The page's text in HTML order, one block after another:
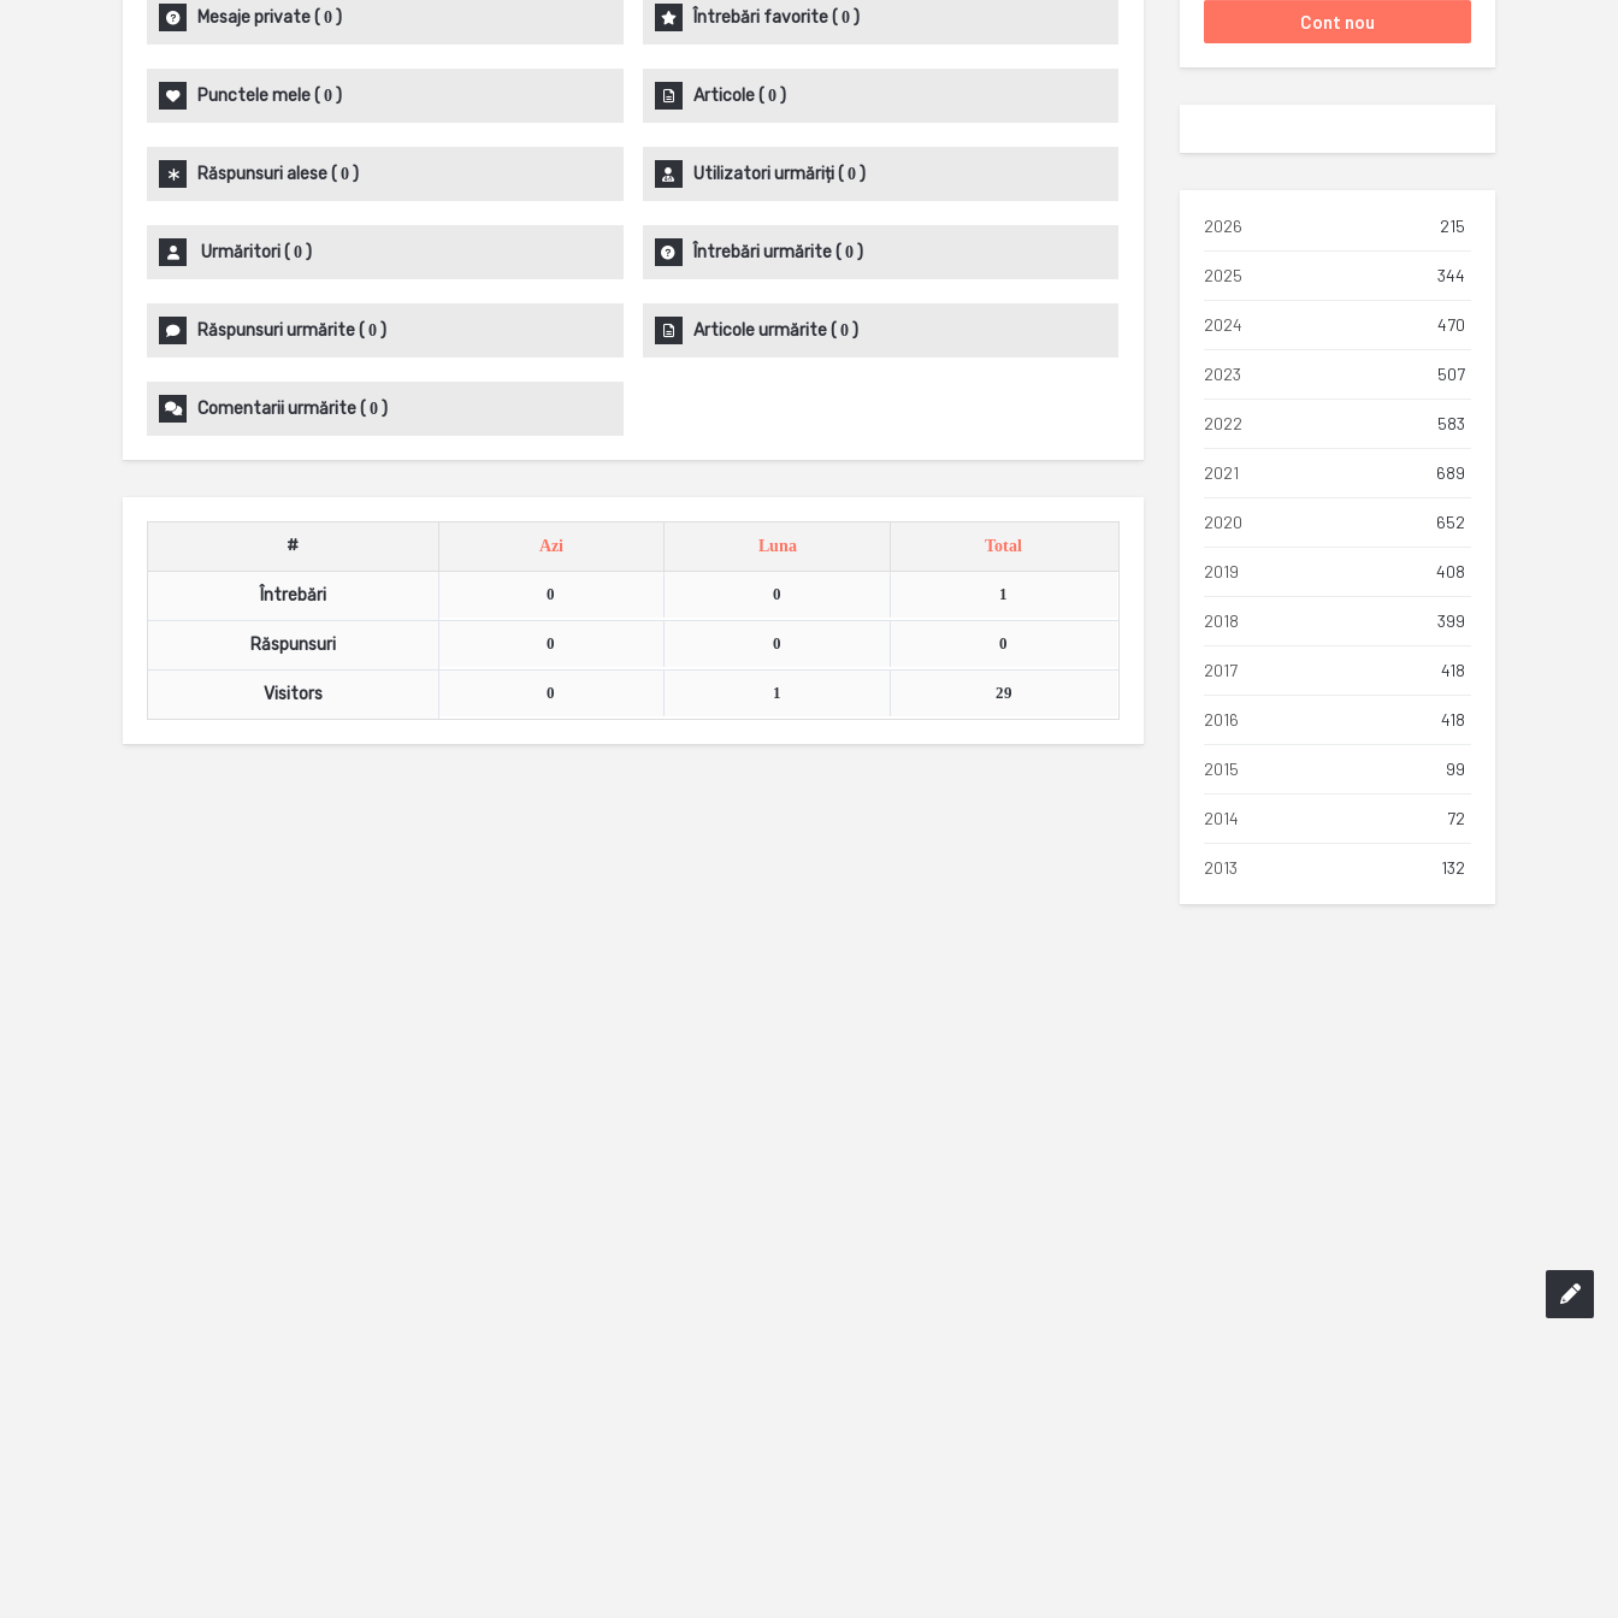
Mesaje private( 0 ) Întrebări favorite( 0)
Punctele mele( 0 ) Articole( 0)
Răspunsuri alese( 0 ) Utilizatori urmăriți( 0)
Urmăritori( 0 ) Întrebări urmărite( 0)
Răspunsuri urmărite( 0 ) Articole urmărite( 0)
Comentarii urmărite( 0 )
# Azi Luna Total
Întrebări 0 0 1
Răspunsuri 0 0 0
Visitors 0 1 29
2026 215
2025 344
2024 470
2023 507
2022 583
2021 689
2020 652
2019 408
2018 399
2017 418
2016 418
2015 99
2014 72
2013 132